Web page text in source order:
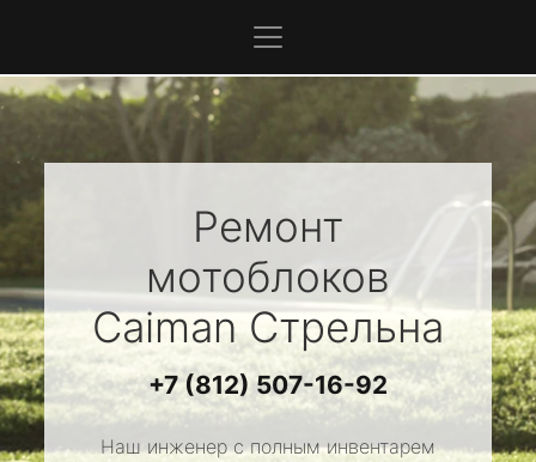
Ремонт
мотоблоков
CaimanСтрельна
+7 (812) 507-16-92
Наш инженер с полным инвентарем